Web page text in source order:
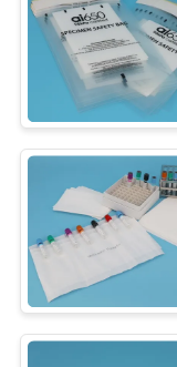
SITE
HARITASI
PRIVACY
POLICY